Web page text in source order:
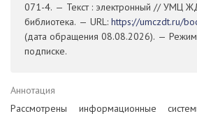
071-4. — Текст : электронный // УМЦ
библиотека. — URL: https://umczdt.ru/
(дата обращения 08.08.2026). — Режим
подписке.
Аннотация
Рассмотрены информационные